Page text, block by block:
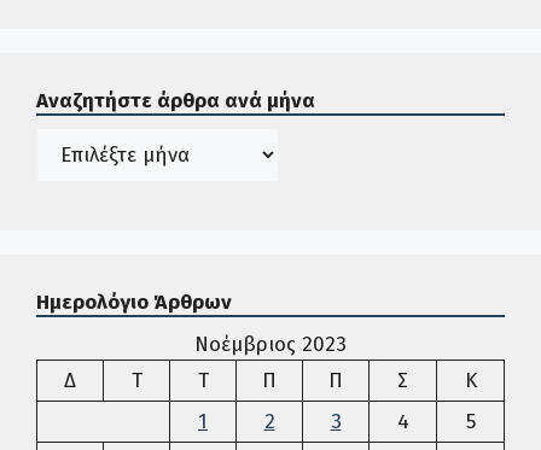
Αναζητήστε άρθρα ανά μήνα
Ιστορικό
Ημερολόγιο Άρθρων
Νοέμβριος 2023
ΔΔευτέρα
ΤΤρίτη ΤΤετάρτη
Π Πέμπτη
Π Παρασκευή
Σ Σάββατο
Κ
1
2 3 4
5